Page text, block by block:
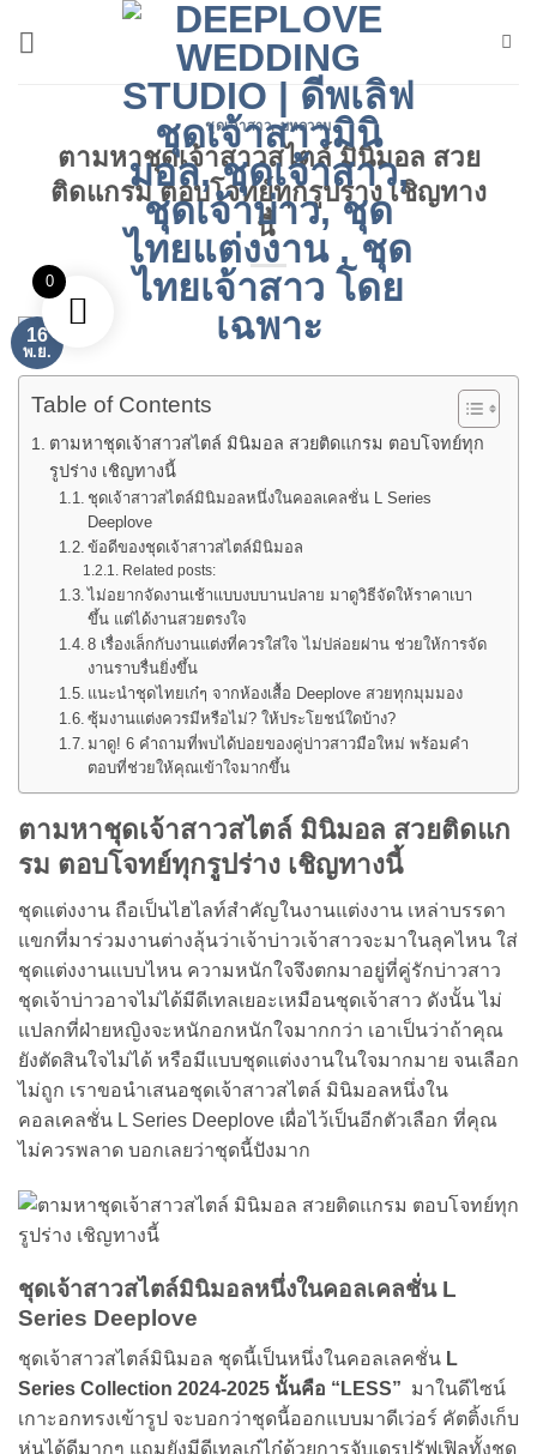
ชุดเจ้าสาว,บทความ
ตามหาชุดเจ้าสาวสไตล์ มินิมอล สวย
ติดแกรม ตอบโจทย์ทุกรูปร่าง เชิญทาง
นี้
16
พ.ย.
Table of Contents
ตามหาชุดเจ้าสาวสไตล์ มินิมอล สวยติดแกรม ตอบโจทย์ทุก
รูปร่าง เชิญทางนี้
ชุดเจ้าสาวสไตล์มินิมอลหนึ่งในคอลเคลชั่น L Series
Deeplove
ข้อดีของชุดเจ้าสาวสไตล์มินิมอล
Related posts:
ไม่อยากจัดงานเช้าแบบงบบานปลาย มาดูวิธีจัดให้ราคาเบา
ขึ้น แต่ได้งานสวยตรงใจ
8 เรื่องเล็กกับงานแต่งที่ควรใส่ใจ ไม่ปล่อยผ่าน ช่วยให้การจัด
งานราบรื่นยิ่งขึ้น
แนะนำชุดไทยเก๋ๆ จากห้องเสื้อ Deeplove สวยทุกมุมมอง
ซุ้มงานแต่งควรมีหรือไม่? ให้ประโยชน์ใดบ้าง?
มาดู! 6 คำถามที่พบได้บ่อยของคู่บ่าวสาวมือใหม่ พร้อมคำ
ตอบที่ช่วยให้คุณเข้าใจมากขึ้น
ตามหาชุดเจ้าสาวสไตล์ มินิมอล สวยติดแก
รม ตอบโจทย์ทุกรูปร่าง เชิญทางนี้
ชุดแต่งงาน ถือเป็นไฮไลท์สำคัญในงานแต่งงาน เหล่าบรรดา
แขกที่มาร่วมงานต่างลุ้นว่าเจ้าบ่าวเจ้าสาวจะมาในลุคไหน ใส่
ชุดแต่งงานแบบไหน ความหนักใจจึงตกมาอยู่ที่คู่รักบ่าวสาว
ชุดเจ้าบ่าวอาจไม่ได้มีดีเทลเยอะเหมือนชุดเจ้าสาว ดังนั้น ไม่
แปลกที่ฝ่ายหญิงจะหนักอกหนักใจมากกว่า เอาเป็นว่าถ้าคุณ
ยังตัดสินใจไม่ได้ หรือมีแบบชุดแต่งงานในใจมากมาย จนเลือก
ไม่ถูก เราขอนำเสนอชุดเจ้าสาวสไตล์ มินิมอลหนึ่งใน
คอลเคลชั่น L Series Deeplove เผื่อไว้เป็นอีกตัวเลือก ที่คุณ
ไม่ควรพลาด บอกเลยว่าชุดนี้ปังมาก
ชุดเจ้าสาวสไตล์มินิมอลหนึ่งในคอลเคลชั่น L
Series Deeplove
ชุดเจ้าสาวสไตล์มินิมอล ชุดนี้เป็นหนึ่งในคอลเลคชั่น L
Series Collection 2024-2025 นั้นคือ “LESS” มาในดีไซน์
เกาะอกทรงเข้ารูป จะบอกว่าชุดนี้ออกแบบมาดีเว่อร์ คัตติ้งเก็บ
หุ่นได้ดีมากๆ แถมยังมีดีเทลเก๋ไก๋ด้วยการจับเดรปรัฟเฟิลทั้งชุด
0